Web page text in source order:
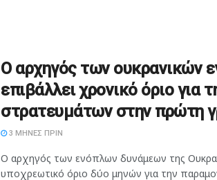
Ο αρχηγός των ουκρανικών
επιβάλλει χρονικό όριο για
στρατευμάτων στην πρώτη
3 ΜΉΝΕΣ ΠΡΙΝ
Ο αρχηγός των ενόπλων δυνάμεων της
υποχρεωτικό όριο δύο μηνών για την